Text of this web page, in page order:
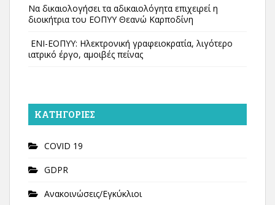
Να δικαιολογήσει τα αδικαιολόγητα επιχειρεί η
διοικήτρια του ΕΟΠΥΥ Θεανώ Καρποδίνη
ΕΝΙ-ΕΟΠΥΥ: Ηλεκτρονική γραφειοκρατία, λιγότερο
ιατρικό έργο, αμοιβές πείνας
KΑΤΗΓΟΡΊΕΣ
COVID 19
GDPR
Ανακοινώσεις/Εγκύκλιοι